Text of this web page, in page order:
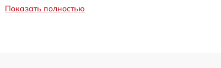
Показать полностью